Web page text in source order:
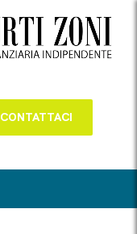
CONTATTACI